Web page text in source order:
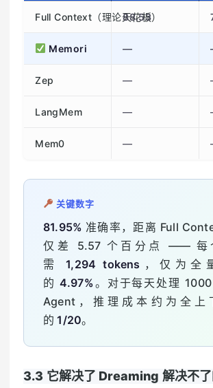
Full Context（理论天花板）
88.53
Memori —
Zep —
LangMem —
Mem0 —
关键数字
81.95% 准确率，距离 Full
仅差 5.57 个百分点 —— 每
需1,294 tokens ，仅为全
的4.97%。对于每天处理
Agent，推理成本约为全上
的1/20。
3.3 它解决了 Dreaming 解决不